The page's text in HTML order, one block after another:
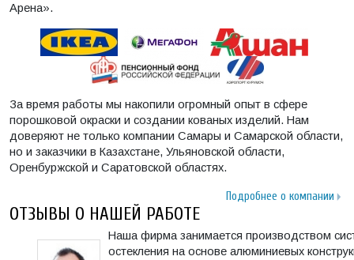
Арена».
За время работы мы накопили огромный опыт в сфере
порошковой окраски и создании кованых изделий. Нам
доверяют не только компании Самары и Самарской области,
но и заказчики в Казахстане, Ульяновской области,
Оренбуржской и Саратовской областях.
Подробнее о компании
ОТЗЫВЫ О НАШЕЙ РАБОТЕ
Наша фирма занимается производством
остекления на основе алюминиевых